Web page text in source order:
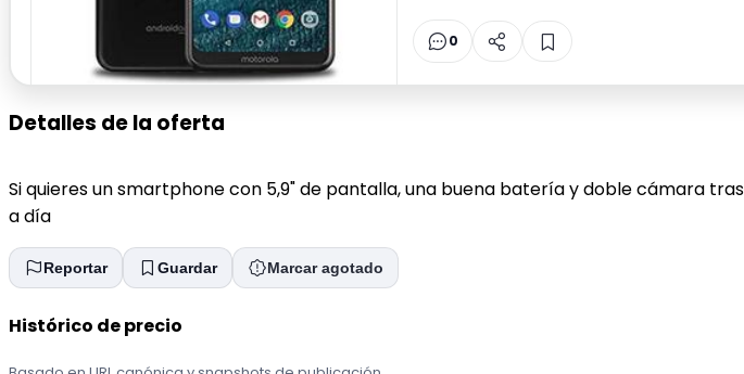
0
Detalles de la oferta
Si quieres un smartphone con 5,9" de pantalla, una buena batería y doble cámara
a día
Reportar Guardar Marcar agotado
Histórico de precio